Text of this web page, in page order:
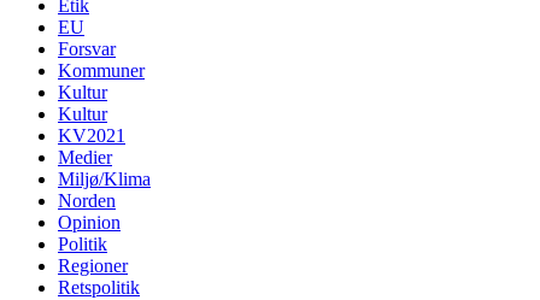
Etik
EU
Forsvar
Kommuner
Kultur
Kultur
KV2021
Medier
Miljø/Klima
Norden
Opinion
Politik
Regioner
Retspolitik